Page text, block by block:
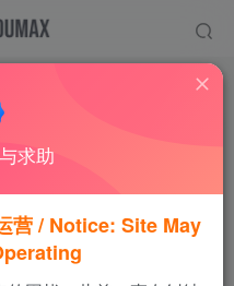
求助
营 / Notice: Site May